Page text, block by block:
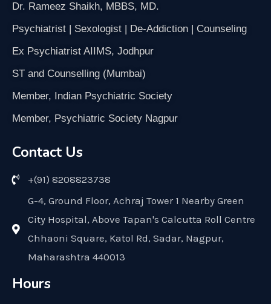
Dr. Rameez Shaikh, MBBS, MD.
Psychiatrist | Sexologist | De-Addiction | Counseling
Ex Psychiatrist AIIMS, Jodhpur
ST and Counselling (Mumbai)
Member, Indian Psychiatric Society
Member, Psychiatric Society Nagpur
Contact Us
+(91) 8208823738
G-4, Ground Floor, Achraj Tower 1 Nearby Green
City Hospital, Above Tapan's Calcutta Roll Centre
Chhaoni Square, Katol Rd, Sadar, Nagpur,
Maharashtra 440013
Hours